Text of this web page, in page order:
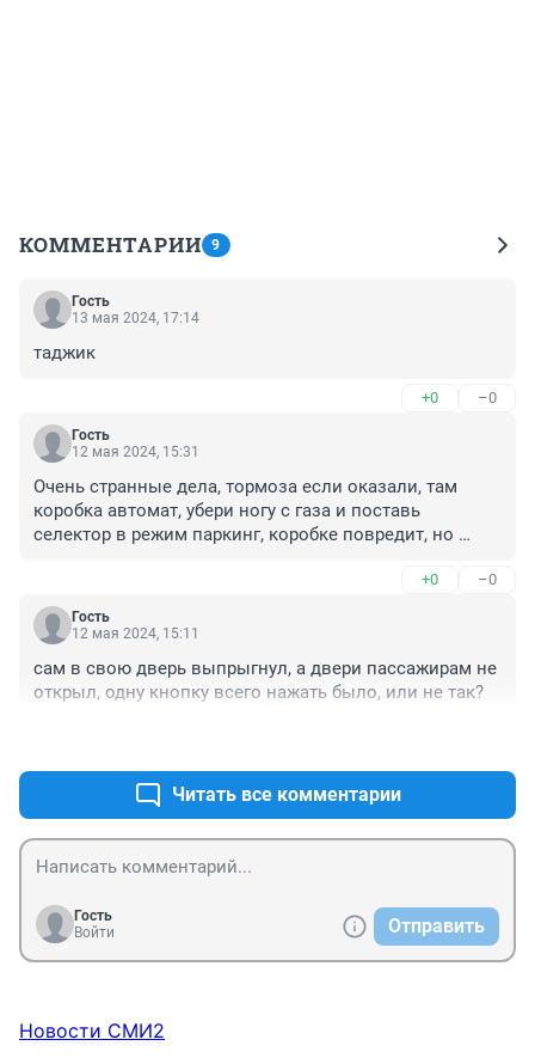
КОММЕНТАРИИ 9
Гость
13 мая 2024, 17:14
таджик
+0 –0
Гость
12 мая 2024, 15:31
Очень странные дела, тормоза если оказали, там
коробка автомат, убери ногу с газа и поставь
селектор в режим паркинг, коробке повредит, но
+0 –0
Гость
12 мая 2024, 15:11
сам в свою дверь выпрыгнул, а двери пассажирам не
открыл, одну кнопку всего нажать было, или не так?
Читать все комментарии
Гость
Войти
Отправить
Новости СМИ2